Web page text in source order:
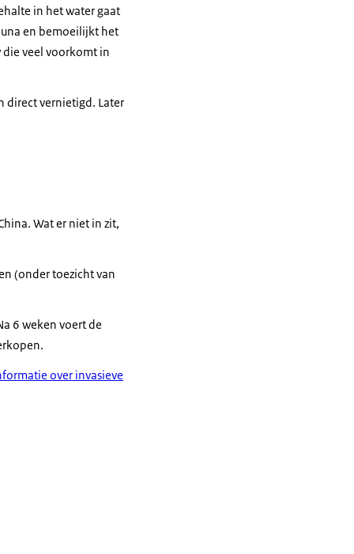
in het water gaat
en bemoeilijkt het
die veel voorkomt in
direct vernietigd. Later
Wat er niet in zit,
(onder toezicht van
6 weken voert de
over invasieve